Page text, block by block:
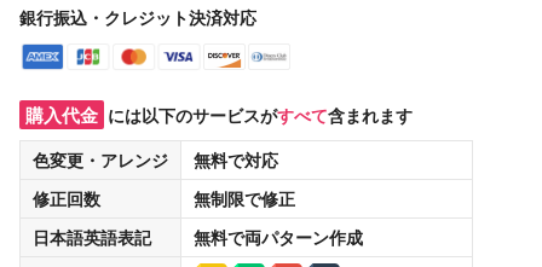
銀行振込・クレジット決済対応
購入代金 には以下のサービスがすべて含まれます
色変更・アレンジ
無料で対応
修正回数
無制限で修正
日本語英語表記
無料で両パターン作成